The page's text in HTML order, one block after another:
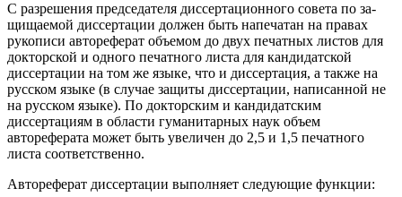
С разрешения председателя диссертационного совета по за­
щищаемой диссертации должен быть напечатан на правах
руко­писи автореферат объемом до двух печатных листов для
доктор­ской и одного печатного листа для кандидатской
диссертации на том же языке, что и диссертация, а также на
русском языке (в случае защиты диссертации, написанной не
на русском язы­ке). По докторским и кандидатским
диссертациям в области гу­манитарных наук объем
автореферата может быть увеличен до 2,5 и 1,5 печатного
листа соответственно.
Автореферат диссертации выполняет следующие функции: